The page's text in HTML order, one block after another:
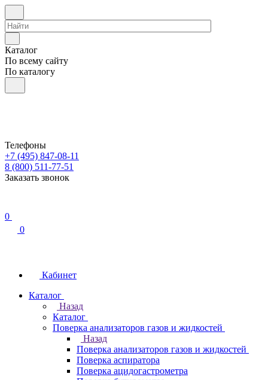
Каталог
По всему сайту
По каталогу
Телефоны
+7 (495) 847-08-11
8 (800) 511-77-51
Заказать звонок
0
0
Кабинет
Каталог
Назад
Каталог
Поверка анализаторов газов и жидкостей
Назад
Поверка анализаторов газов и жидкостей
Поверка аспиратора
Поверка ацидогастрометра